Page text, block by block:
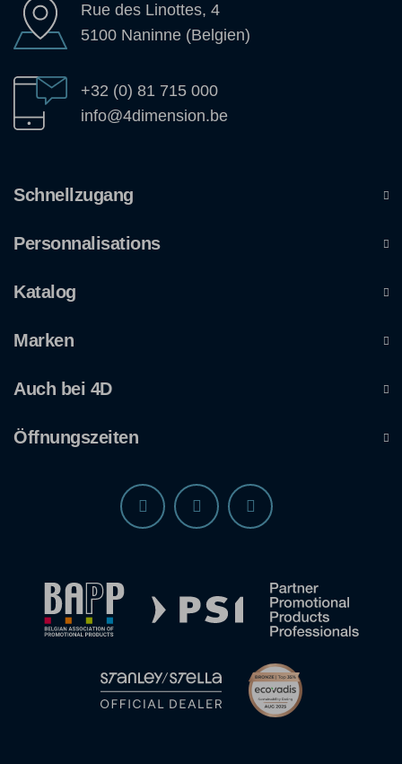
Rue des Linottes, 4
5100 Naninne (Belgien)
+32 (0) 81 715 000
info@4dimension.be
Schnellzugang
Personnalisations
Katalog
Marken
Auch bei 4D
Öffnungszeiten